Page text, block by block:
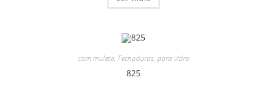
com muleta, Fechaduras, para vidro
825